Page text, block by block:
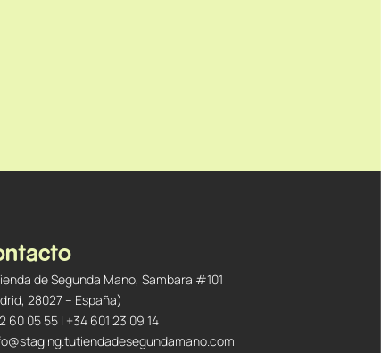
de Segunda Mano, Sambara #101
28027 – España)
60 05 55| +34 601 23 09 14